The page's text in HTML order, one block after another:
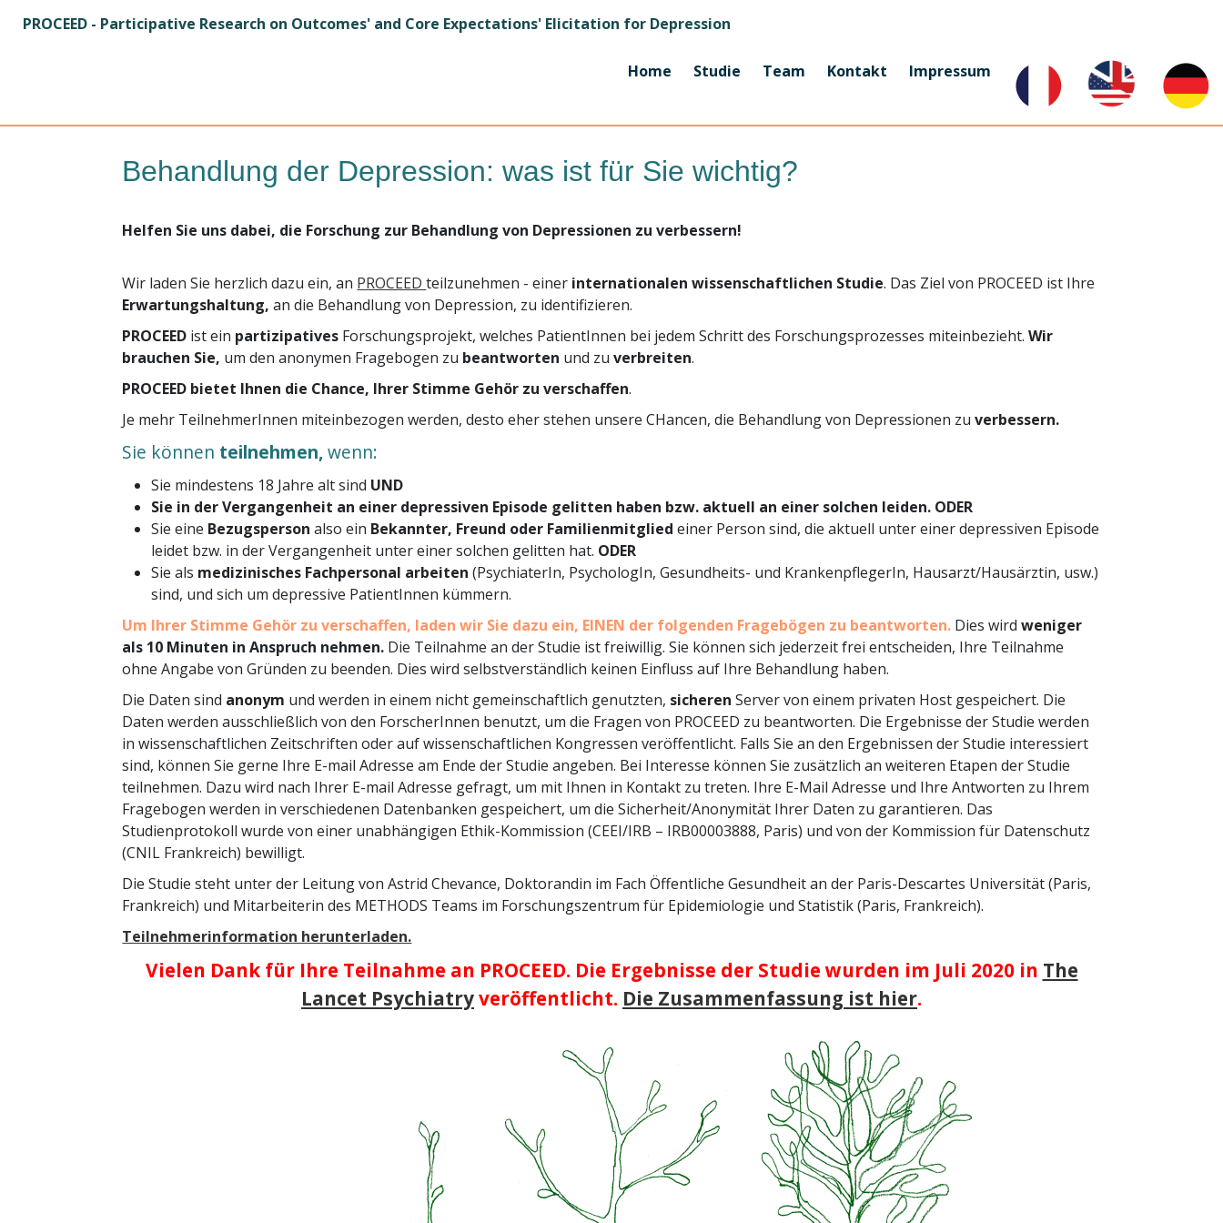
PROCEED - Participative Research on Outcomes' and Core Expectations' Elicitation for Depression
Home Studie Team Kontakt Impressum
Behandlung der Depression: was ist für Sie wichtig?
Helfen Sie uns dabei, die Forschung zur Behandlung von Depressionen zu verbessern!
Wir laden Sie herzlich dazu ein, an PROCEEDteilzunehmen - einer internationalen wissenschaftlichen Studie. Das Ziel von PROCEED ist Ihre
Erwartungshaltung, an die Behandlung von Depression, zu identifizieren.
PROCEED ist ein partizipatives Forschungsprojekt, welches PatientInnen bei jedem Schritt des Forschungsprozesses miteinbezieht.Wir
brauchen Sie, um den anonymen Fragebogen zu beantworten und zuverbreiten.
PROCEED bietet Ihnen die Chance, Ihrer Stimme Gehör zu verschaffen.
Je mehr TeilnehmerInnen miteinbezogen werden, desto eher stehen unsere CHancen, die Behandlung von Depressionen zuverbessern.
Sie können teilnehmen,wenn:
Sie mindestens 18 Jahre alt sind UND
Sie in der Vergangenheit an einer depressiven Episode gelitten haben bzw. aktuell an einer solchen leiden. ODER
Sie eine Bezugspersonalso ein Bekannter, Freund oder Familienmitgliedeiner Person sind, die aktuell unter einer depressiven Episode
leidet bzw. in der Vergangenheit unter einer solchen gelitten hat. ODER
Sie als medizinisches Fachpersonal arbeiten(PsychiaterIn, PsychologIn, Gesundheits- und KrankenpflegerIn, Hausarzt/Hausärztin, usw.)
sind, und sich um depressive PatientInnen kümmern.
Um Ihrer Stimme Gehör zu verschaffen, laden wir Sie dazu ein, EINEN der folgenden Fragebögen zu beantworten. Dies wirdweniger
als 10 Minuten in Anspruch nehmen. Die Teilnahme an der Studie ist freiwillig. Sie können sich jederzeit frei entscheiden, Ihre Teilnahme
ohne Angabe von Gründen zu beenden. Dies wird selbstverständlich keinen Einfluss auf Ihre Behandlung haben.
Die Daten sind anonym und werden in einem nicht gemeinschaftlich genutzten, sicheren Server von einem privaten Host gespeichert. Die
Daten werden ausschließlich von den ForscherInnen benutzt, um die Fragen von PROCEED zu beantworten. Die Ergebnisse der Studie werden
in wissenschaftlichen Zeitschriften oder auf wissenschaftlichen Kongressen veröffentlicht. Falls Sie an den Ergebnissen der Studie interessiert
sind, können Sie gerne Ihre E-mail Adresse am Ende der Studie angeben. Bei Interesse können Sie zusätzlich an weiteren Etapen der Studie
teilnehmen. Dazu wird nach Ihrer E-mail Adresse gefragt, um mit Ihnen in Kontakt zu treten. Ihre E-Mail Adresse und Ihre Antworten zu Ihrem
Fragebogen werden in verschiedenen Datenbanken gespeichert, um die Sicherheit/Anonymität Ihrer Daten zu garantieren. Das
Studienprotokoll wurde von einer unabhängigen Ethik-Kommission (CEEI/IRB – IRB00003888, Paris) und von der Kommission für Datenschutz
(CNIL Frankreich) bewilligt.
Die Studie steht unter der Leitung von Astrid Chevance, Doktorandin im Fach Öffentliche Gesundheit an der Paris-Descartes Universität (Paris,
Frankreich) und Mitarbeiterin des METHODS Teams im Forschungszentrum für Epidemiologie und Statistik (Paris, Frankreich).
Teilnehmerinformation herunterladen.
Vielen Dank für Ihre Teilnahme an PROCEED. Die Ergebnisse der Studie wurden im Juli 2020 in The
Lancet Psychiatryveröffentlicht. Die Zusammenfassung ist hier.